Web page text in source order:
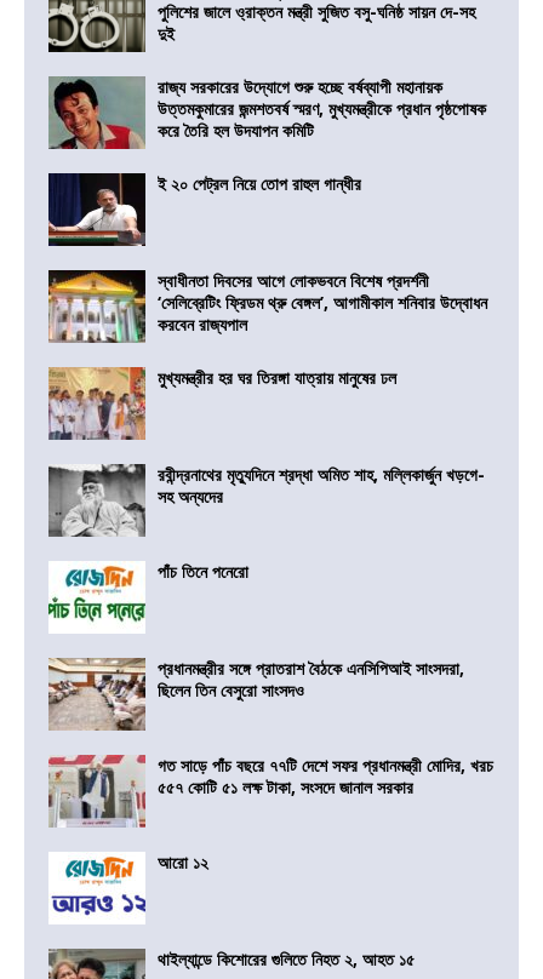
পুলিশের জালে ও্রাক্তন মন্ত্রী সুজিত বসু-ঘনিষ্ঠ সায়ন দে-সহ
দুই
রাজ্য সরকারের উদ্যোগে শুরু হচ্ছে বর্ষব্যাপী মহানায়ক
উত্তমকুমারের জন্মশতবর্ষ স্মরণ, মুখ্যমন্ত্রীকে প্রধান পৃষ্ঠপোষক
করে তৈরি হল উদযাপন কমিটি
ই ২০ পেট্রল নিয়ে তোপ রাহুল গান্ধীর
স্বাধীনতা দিবসের আগে লোকভবনে বিশেষ প্রদর্শনী
‘সেলিব্রেটিং ফ্রিডম থ্রু বেঙ্গল’, আগামীকাল শনিবার উদ্বোধন
করবেন রাজ্যপাল
মুখ্যমন্ত্রীর হর ঘর তিরঙ্গা যাত্রায় মানুষের ঢল
রবীন্দ্রনাথের মৃত্যুদিনে শ্রদ্ধা অমিত শাহ, মল্লিকার্জুন খড়গে-
সহ অন্যদের
পাঁচ তিনে পনেরো
প্রধানমন্ত্রীর সঙ্গে প্রাতরাশ বৈঠকে এনসিপিআই সাংসদরা,
ছিলেন তিন বেসুরো সাংসদও
গত সাড়ে পাঁচ বছরে ৭৭টি দেশে সফর প্রধানমন্ত্রী মোদির, খরচ
৫৫৭ কোটি ৫১ লক্ষ টাকা, সংসদে জানাল সরকার
আরো ১২
থাইল্যান্ডে কিশোরের গুলিতে নিহত ২, আহত ১৫